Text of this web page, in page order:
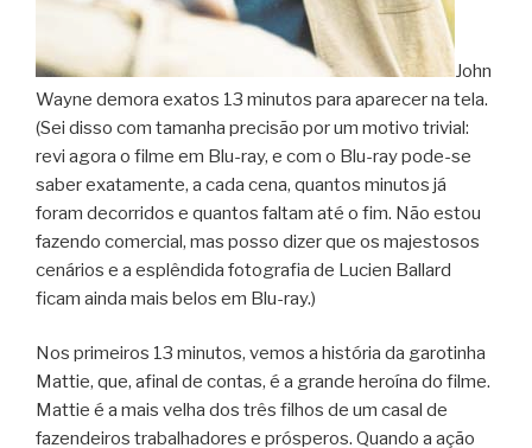
John
Wayne demora exatos 13 minutos para aparecer na tela.
(Sei disso com tamanha precisão por um motivo trivial:
revi agora o filme em Blu-ray, e com o Blu-ray pode-se
saber exatamente, a cada cena, quantos minutos já
foram decorridos e quantos faltam até o fim. Não estou
fazendo comercial, mas posso dizer que os majestosos
cenários e a esplêndida fotografia de Lucien Ballard
ficam ainda mais belos em Blu-ray.)
Nos primeiros 13 minutos, vemos a história da garotinha
Mattie, que, afinal de contas, é a grande heroína do filme.
Mattie é a mais velha dos três filhos de um casal de
fazendeiros trabalhadores e prósperos. Quando a ação